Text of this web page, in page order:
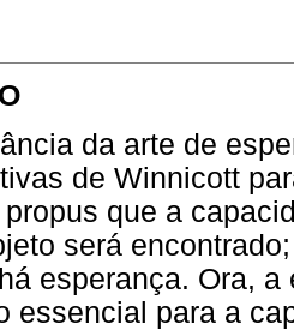
da arte de
de Winnicott
propus que a
será
esperança. Ora,
essencial para a